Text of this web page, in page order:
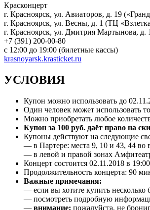
Красконцерт
г. Красноярск, ул. Авиаторов, д. 19
г. Красноярск, ул. Весны, д. 1 (ТЦ
г. Красноярск, ул. Дмитрия Мартынова,
+7 (391) 200-00-80
с 12:00 до 19:00 (билетные кассы)
krasnoyarsk.krasticket.ru
УСЛОВИЯ
Купон можно использовать до
Один человек может использовать
Можно приобретать любое
Купон за 100 руб. даёт право на
Купоны действуют на следующие
— в Партере: места 9, 10 и 43, 44 во
— в левой и правой зонах
Концерт состоится 02.11.2018 в
Продолжительность концерта: 90
Важные примечания:
— если вы хотите купить несколько
— посмотреть подробную
— внимание: пожалуйста, не